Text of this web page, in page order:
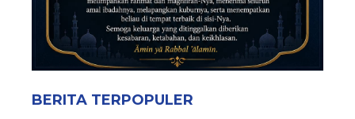
BERITA TERPOPULER